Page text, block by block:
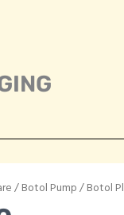
/Botol Pump/ Botol